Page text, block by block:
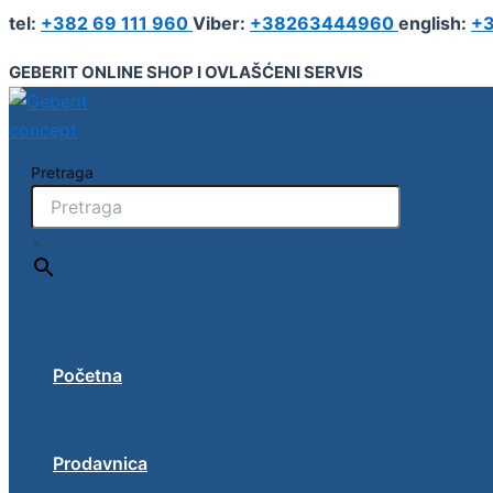
Pređi
sadržaj
tel: +382 69 111 960 Viber: +38263444960 english:
GEBERIT ONLINE SHOP I OVLAŠĆENI SERVIS
Pretraga
×
Početna
Prodavnica
komad,
fi32/26/26
količina